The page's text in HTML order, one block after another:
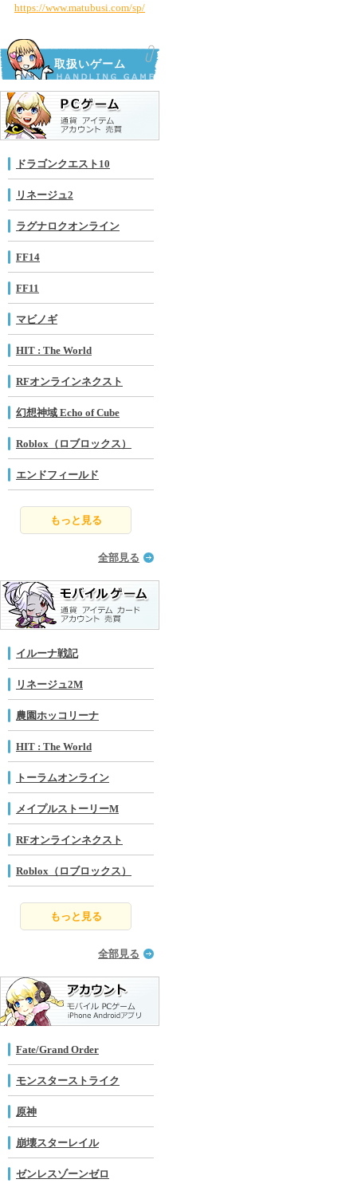
https://www.matubusi.com/sp/
取扱いゲーム
ドラゴンクエスト10
リネージュ2
ラグナロクオンライン
FF14
FF11
マビノギ
HIT : The World
RFオンラインネクスト
幻想神域 Echo of Cube
Roblox（ロブロックス）
エンドフィールド
もっと見る
全部見る
イルーナ戦記
リネージュ2M
農園ホッコリーナ
HIT : The World
トーラムオンライン
メイプルストーリーM
RFオンラインネクスト
Roblox（ロブロックス）
もっと見る
全部見る
Fate/Grand Order
モンスターストライク
原神
崩壊スターレイル
ゼンレスゾーンゼロ